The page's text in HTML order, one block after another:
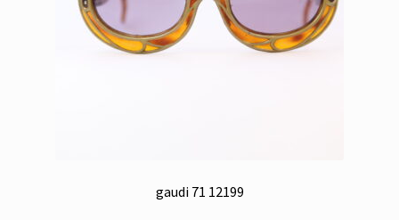
gaudi 71 12199